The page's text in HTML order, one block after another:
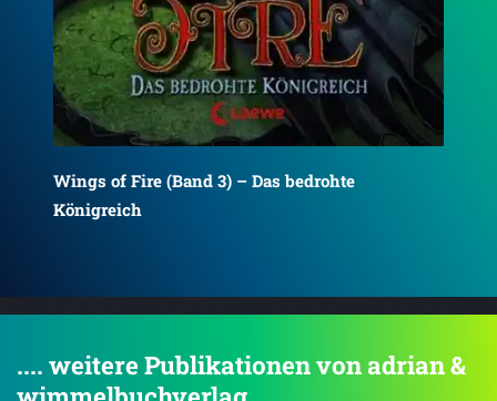
Wings of Fire (Band 5) - Die letzte Königin
.... weitere Publikationen von adrian &